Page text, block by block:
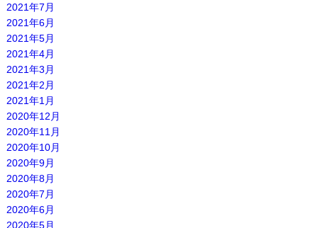
2021年7月
2021年6月
2021年5月
2021年4月
2021年3月
2021年2月
2021年1月
2020年12月
2020年11月
2020年10月
2020年9月
2020年8月
2020年7月
2020年6月
2020年5月